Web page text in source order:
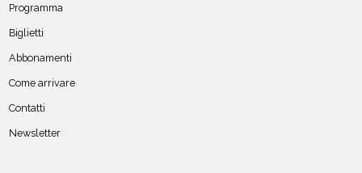
Programma
Biglietti
Abbonamenti
Come arrivare
Contatti
Newsletter